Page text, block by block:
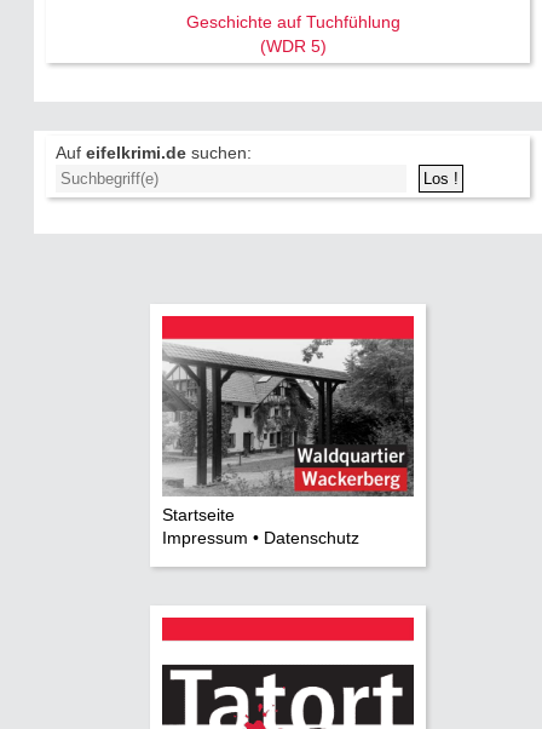
Geschichte auf Tuchfühlung
(WDR 5)
Auf eifelkrimi.de suchen:
Startseite
Impressum • Datenschutz